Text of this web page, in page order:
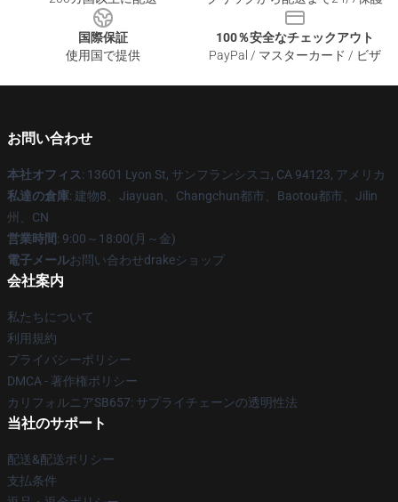
国際保証
使用国で提供
100％安全なチェックアウト
PayPal / マスターカード / ビザ
お問い合わせ
本社オフィス: 13601 Lyon St, サンフランシスコ, CA 94123, アメリカ
私達の倉庫: 建物8、Jiayuan、Changchun都市、Baotou都市、Jilin
州、CN
営業時間: 9:00～18:00(月～金)
電子メールお問い合わせdrakeショップ
会社案内
私たちについて
利用規約
プライバシーポリシー
DMCA - 著作権ポリシー
カリフォルニアSB657: サプライチェーンの透明性法
当社のサポート
配送&配送ポリシー
支払条件